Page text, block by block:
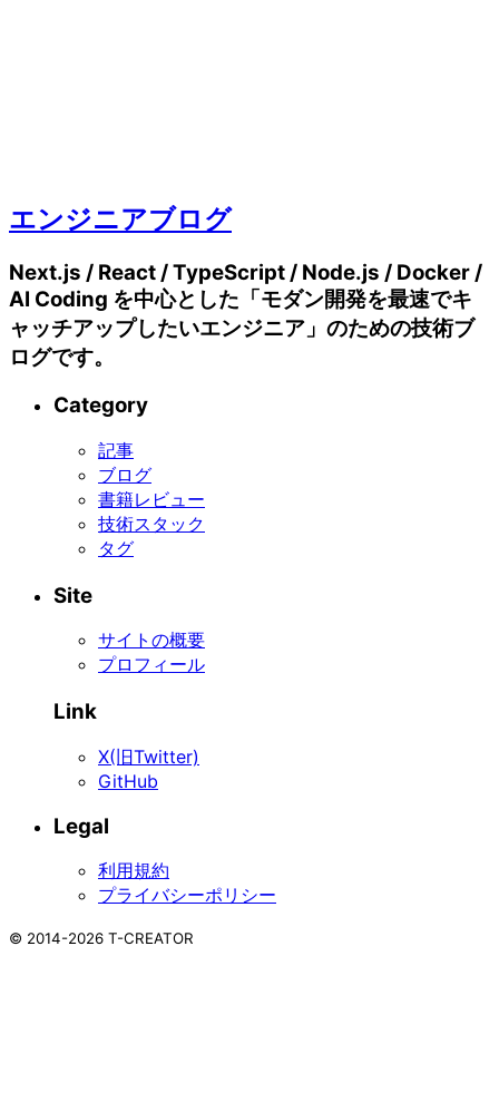
エンジニアブログ
Next.js / React / TypeScript / Node.js / Docker /
AI Coding を中心とした「モダン開発を最速でキ
ャッチアップしたいエンジニア」のための技術ブ
ログです。
Category
記事
ブログ
書籍レビュー
技術スタック
タグ
Site
サイトの概要
プロフィール
Link
X(旧Twitter)
GitHub
Legal
利用規約
プライバシーポリシー
© 2014-2026 T-CREATOR